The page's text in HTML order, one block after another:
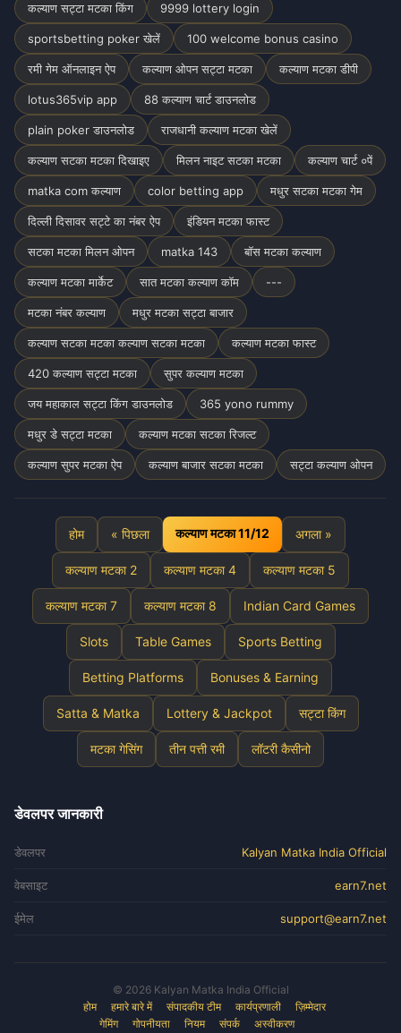
कल्याण सट्टा मटका किंग 9999 lottery login
sportsbetting poker खेलें 100 welcome bonus casino
रमी गेम ऑनलाइन ऐप कल्याण ओपन सट्टा मटका कल्याण मटका डीपी
lotus365vip app 88 कल्याण चार्ट डाउनलोड
plain poker डाउनलोड राजधानी कल्याण मटका खेलें
कल्याण सटका मटका दिखाइए मिलन नाइट सटका मटका कल्याण चार्ट ०पें
matka com कल्याण color betting app मधुर सटका मटका गेम
दिल्ली दिसावर सट्टे का नंबर ऐप इंडियन मटका फास्ट
सटका मटका मिलन ओपन matka 143 बॉस मटका कल्याण
कल्याण मटका मार्केट सात मटका कल्याण कॉम ---
मटका नंबर कल्याण मधुर मटका सट्टा बाजार
कल्याण सटका मटका कल्याण सटका मटका कल्याण मटका फास्ट
420 कल्याण सट्टा मटका सुपर कल्याण मटका
जय महाकाल सट्टा किंग डाउनलोड 365 yono rummy
मधुर डे सट्टा मटका कल्याण मटका सटका रिजल्ट
कल्याण सुपर मटका ऐप कल्याण बाजार सटका मटका सट्टा कल्याण ओपन
होम « पिछला कल्याण मटका 11/12 अगला »
कल्याण मटका 2 कल्याण मटका 4 कल्याण मटका 5
कल्याण मटका 7 कल्याण मटका 8 Indian Card Games
Slots Table Games Sports Betting
Betting Platforms Bonuses & Earning
Satta & Matka Lottery & Jackpot सट्टा किंग
मटका गेसिंग तीन पत्ती रमी लॉटरी कैसीनो
डेवलपर जानकारी
डेवलपर Kalyan Matka India Official
वेबसाइट earn7.net
ईमेल support@earn7.net
© 2026 Kalyan Matka India Official
होम
हमारे बारे में संपादकीय टीम कार्यप्रणाली
ज़िम्मेदार
गेमिंग
गोपनीयता नियम संपर्क अस्वीकरण